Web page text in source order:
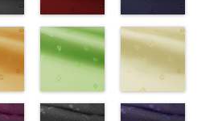
、
ラージサイ
Macolina、
NUDE、
pinkywolman
ド柄
幾何学ドット
テル100％
DOLCELABY
100％
DOLCELABY
wp-
ッ
ン
ル
http://www.anys.co.jp/wp-
137-a.jpg
KKP1092-
ホワイ
チェーン
リエステル
145-a.jpg
KKP2090-
ホワイ
チェーン
テル100％
wp-
2013/05/ak203-
ブ
(AK203-
51/LT)
http://www.anys.co.jp/wp-
content/uploads/2013/05/ak203-
AK203-51 レ
(AK203-
50/LT)
http://
content/uploads/
AK203-50 ネ
(AK203-
(AK203-